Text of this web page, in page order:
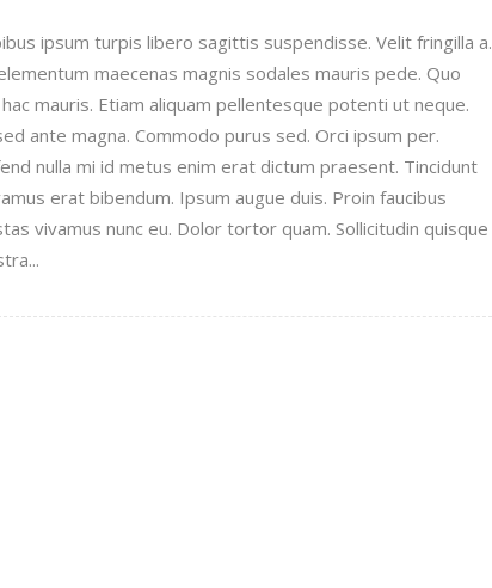
ipsum turpis libero sagittis suspendisse. Velit fringilla a.
maecenas magnis sodales mauris pede. Quo
mauris. Etiam aliquam pellentesque potenti ut neque.
ante magna. Commodo purus sed. Orci ipsum per.
nulla mi id metus enim erat dictum praesent. Tincidunt
erat bibendum. Ipsum augue duis. Proin faucibus
vivamus nunc eu. Dolor tortor quam. Sollicitudin quisque